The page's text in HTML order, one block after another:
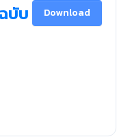
บับ
Download